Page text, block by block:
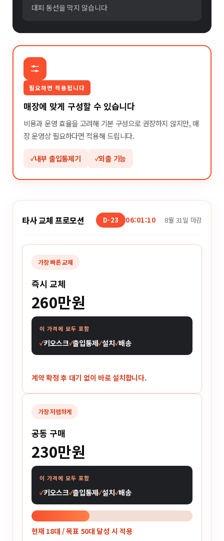
대피 동선을 막지 않습니다
필요하면 적용됩니다
매장에 맞게 구성할 수 있습니다
비용과 운영 효율을 고려해 기본 구성으로 권장하지 않지만, 매
장 운영상 필요하다면 적용해 드립니다.
내부 출입통제기 외출 기능
타사 교체 프로모션 D-23 06:01:09 8월 31일 마감
가장 빠른 교체
즉시 교체
260만원
이 가격에 모두 포함
키오스크 출입통제 설치 배송
계약 확정 후 대기 없이 바로 설치합니다.
가장 저렴하게
공동 구매
230만원
이 가격에 모두 포함
키오스크 출입통제 설치 배송
현재 18대 / 목표 50대 달성 시 적용